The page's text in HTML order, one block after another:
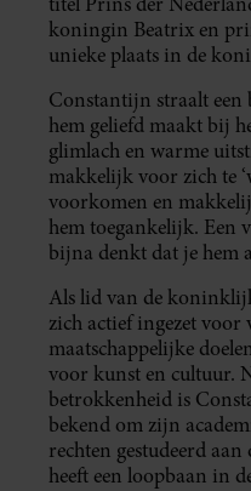
koningin Beatrix en
unieke plaats in de
Constantijn straalt een
hem geliefd maakt bij
glimlach en warme
makkelijk voor zich te
voorkomen en
hem toegankelijk. Een
bijna denkt dat je hem
Als lid van de
zich actief ingezet voor
maatschappelijke
voor kunst en cultuur.
betrokkenheid is
bekend om zijn
rechten gestudeerd
heeft een loopbaan in